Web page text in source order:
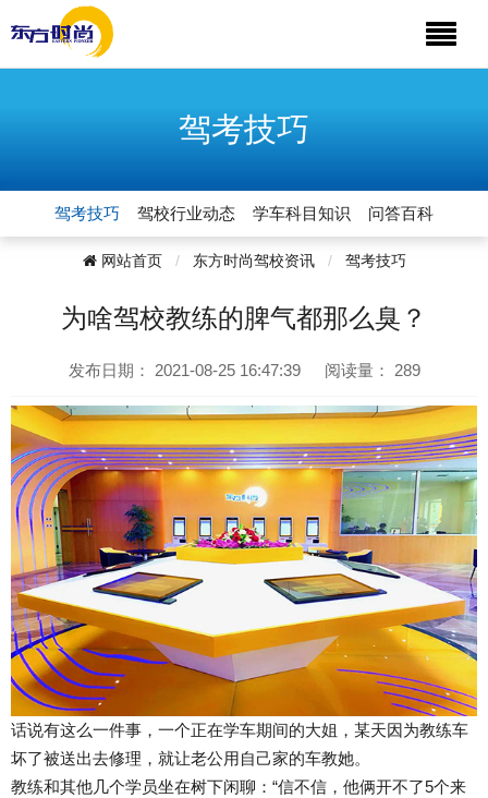
驾考技巧
驾考技巧 驾校行业动态 学车科目知识 问答百科
网站首页 东方时尚驾校资讯 驾考技巧
为啥驾校教练的脾气都那么臭？
发布日期： 2021-08-25 16:47:39 阅读量： 289
话说有这么一件事，一个正在学车期间的大姐，某天因为教练车
坏了被送出去修理，就让老公用自己家的车教她。
教练和其他几个学员坐在树下闲聊：“信不信，他俩开不了5个来